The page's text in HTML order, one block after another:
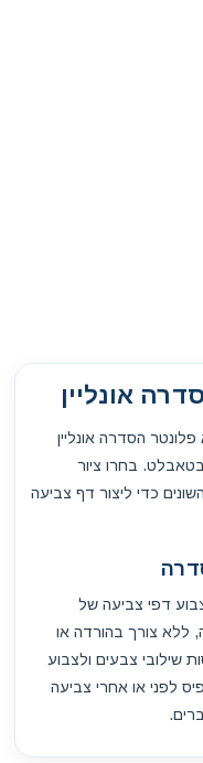
אונליין
הסדרה אונליין
בחרו ציור
כדי ליצור דף צביעה
דפי צביעה של
ללא צורך בהורדה או
שילובי צבעים ולצבוע
לפני או אחרי צביעה